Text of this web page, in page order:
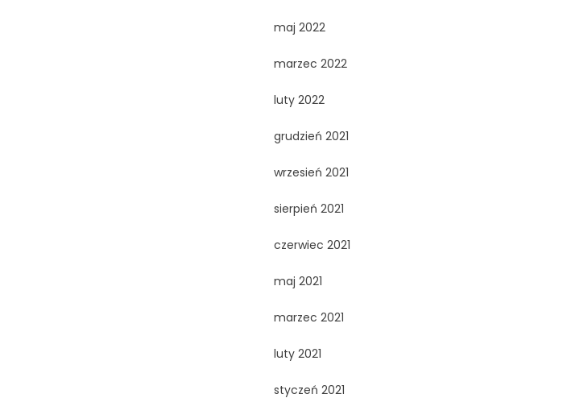
maj 2022
marzec 2022
luty 2022
grudzień 2021
wrzesień 2021
sierpień 2021
czerwiec 2021
maj 2021
marzec 2021
luty 2021
styczeń 2021